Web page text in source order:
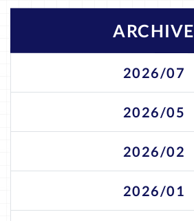
ARCHIVE
2026/07
2026/05
2026/02
2026/01